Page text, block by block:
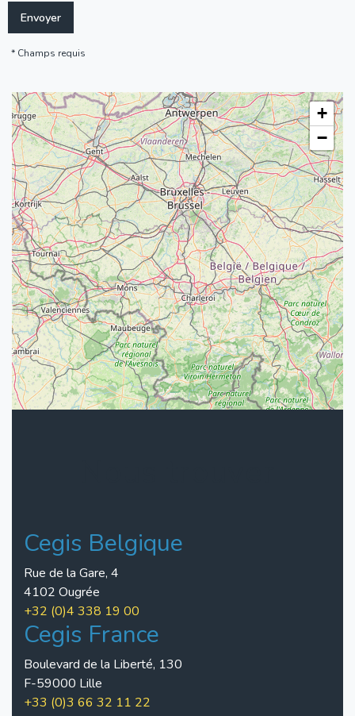
Champs requis
+
−
Cegis Belgique
Rue de la Gare, 4
4102 Ougrée
+32 (0)4 338 19 00
Cegis France
Boulevard de la Liberté, 130
F-59000 Lille
+33 (0)3 66 32 11 22